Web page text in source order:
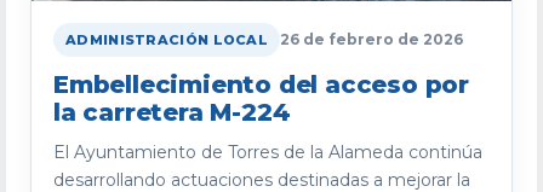
ADMINISTRACIÓN LOCAL 26 de febrero de 2026
Embellecimiento del acceso por
la carretera M-224
El Ayuntamiento de Torres de la Alameda continúa
desarrollando actuaciones destinadas a mejorar la